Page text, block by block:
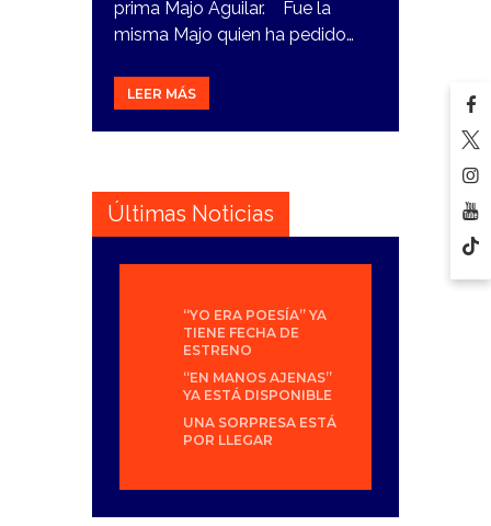
prima Majo Aguilar. Fue la
misma Majo quien ha pedido…
LEER MÁS
Últimas Noticias
“YO ERA POESÍA” YA
TIENE FECHA DE
ESTRENO
“EN MANOS AJENAS”
YA ESTÁ DISPONIBLE
UNA SORPRESA ESTÁ
POR LLEGAR